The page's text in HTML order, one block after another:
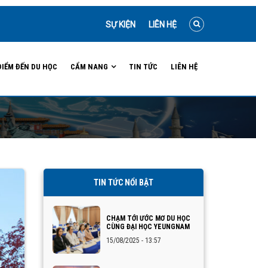
SỰ KIỆN LIÊN HỆ
ĐẾN DU HỌC CẨM NANG TIN TỨC LIÊN HỆ
TIN TỨC NỔI BẬT
CHẠM TỚI ƯỚC MƠ DU HỌC
CÙNG ĐẠI HỌC YEUNGNAM
15/08/2025 - 13:57